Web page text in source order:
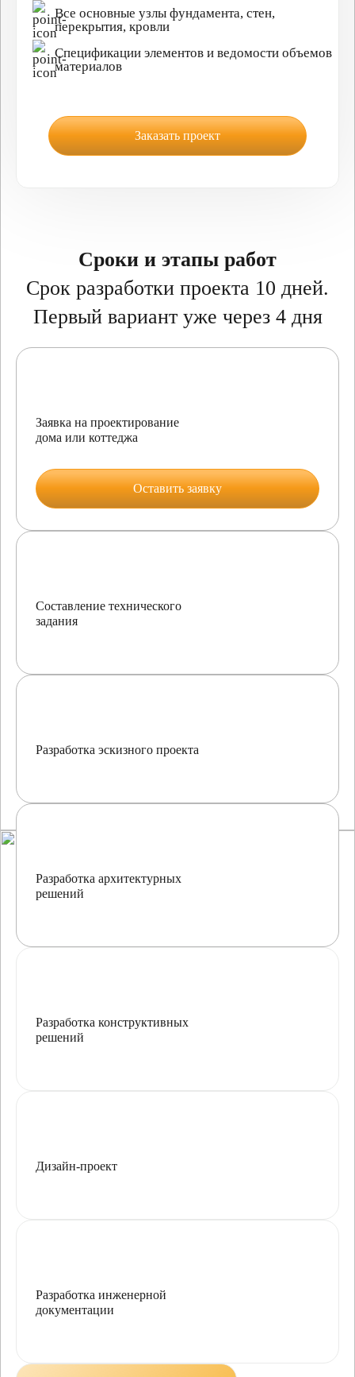
Все основные узлы фундамента, стен,
перекрытия, кровли
Спецификации элементов и ведомости объемов
материалов
Заказать проект
Сроки и этапы работ
Срок разработки проекта 10 дней.
Первый вариант уже через 4 дня
Заявка на проектирование
дома или коттеджа
Оставить заявку
Составление технического
задания
Разработка эскизного проекта
Разработка архитектурных
решений
Разработка конструктивных
решений
Дизайн-проект
Разработка инженерной
документации